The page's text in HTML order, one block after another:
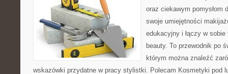
oraz ciekawym pomysłom
swoje umiejętności
edukacyjny i łączy w
beauty. To przewodnik po
którym można znaleźć
wskazówki przydatne w pracy stylistki. Polecam Kosmetyki pod